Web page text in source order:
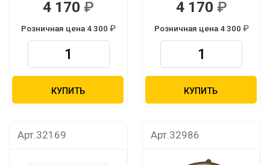
4 170
Розничная цена 4 300
КУПИТЬ
4 170
Розничная цена 4 300
КУПИТЬ
Арт.32169 Арт.32986